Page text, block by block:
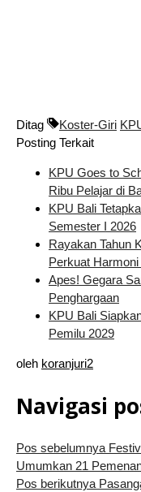
Ditag Koster-Giri
Posting Terkait
KPU Goes to
Ribu Pelajar di
KPU Bali
Semester I 2026
Rayakan Tahun
Perkuat
Apes! Gegara
Penghargaan
KPU Bali
Pemilu 2029
oleh koranjuri2
Navigasi
Pos sebelumnya
Umumkan 21
Pos berikutnya